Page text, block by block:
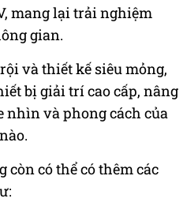
mang lại trải nghiệm
gian.
và thiết kế siêu mỏng,
bị giải trí cao cấp, nâng
nhìn và phong cách của
còn có thể có thêm các